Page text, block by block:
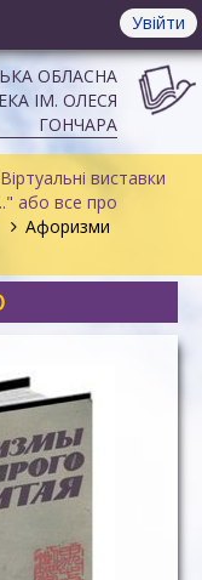
Увійти
ОБЛАСНА
ІМ. ОЛЕСЯ
ГОНЧАРА
Віртуальні виставки
або все про
Афоризми